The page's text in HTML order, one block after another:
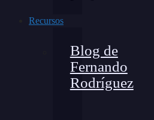
Recursos
Blog de
Fernando
Rodríguez